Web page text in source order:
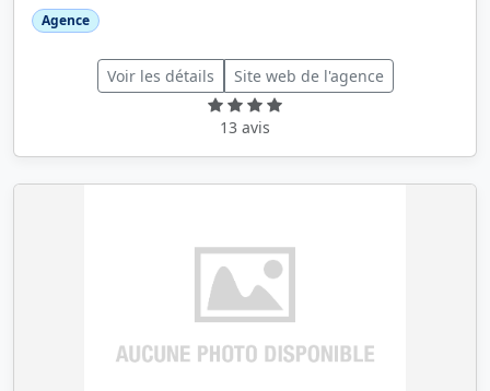
Agence
Voir les détails Site web de l'agence
13 avis